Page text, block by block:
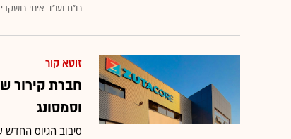
רו"ח ועו"ד איתי
זוטא קור
וסמסונג
סיבוב הגיוס החדש